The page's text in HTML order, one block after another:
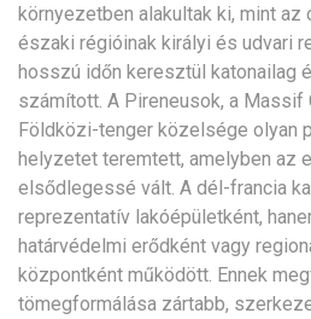
környezetben alakultak ki, mint
északi régióinak királyi és udvari
hosszú időn keresztül katonailag
számított. A Pireneusok, a Massif
Földközi-tenger közelsége olyan
helyzetet teremtett, amelyben az
elsődlegessé vált. A dél-francia
reprezentatív lakóépületként,
határvédelmi erődként vagy
központként működött. Ennek
tömegformálása zártabb,